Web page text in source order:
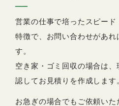
営業の仕事で培ったスピー
特徴で、お問い合わせがあれ
す。
空き家・ゴミ回収の場合は
認してお見積りを作成します
お急ぎの場合でもご依頼いた